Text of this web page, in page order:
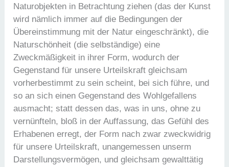
Naturobjekten in Betrachtung ziehen (das der Kunst
wird nämlich immer auf die Bedingungen der
Übereinstimmung mit der Natur eingeschränkt), die
Naturschönheit (die selbständige) eine
Zweckmäßigkeit in ihrer Form, wodurch der
Gegenstand für unsere Urteilskraft gleichsam
vorherbestimmt zu sein scheint, bei sich führe, und
so an sich einen Gegenstand des Wohlgefallens
ausmacht; statt dessen das, was in uns, ohne zu
vernünfteln, bloß in der Auffassung, das Gefühl des
Erhabenen erregt, der Form nach zwar zweckwidrig
für unsere Urteilskraft, unangemessen unserm
Darstellungsvermögen, und gleichsam gewalttätig